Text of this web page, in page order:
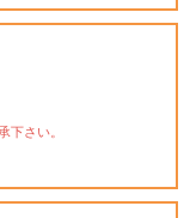
下さい。